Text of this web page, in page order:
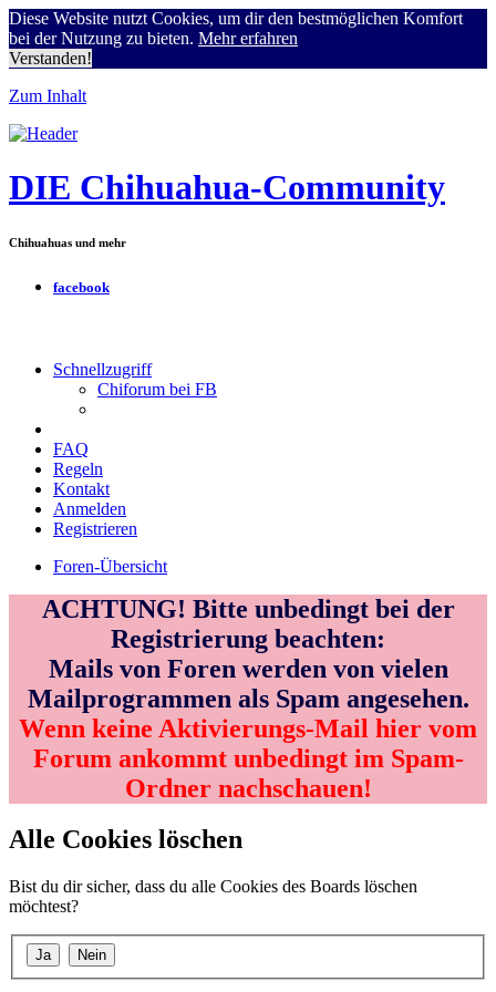
Diese Website nutzt Cookies, um dir den bestmöglichen Komfort
bei der Nutzung zu bieten. Mehr erfahren
Verstanden!
Zum Inhalt
DIE Chihuahua-Community
Chihuahuas und mehr
facebook
Schnellzugriff
Chiforum bei FB
FAQ
Regeln
Kontakt
Anmelden
Registrieren
Foren-Übersicht
ACHTUNG! Bitte unbedingt bei der
Registrierung beachten:
Mails von Foren werden von vielen
Mailprogrammen als Spam angesehen.
Wenn keine Aktivierungs-Mail hier vom
Forum ankommt unbedingt im Spam-
Ordner nachschauen!
Alle Cookies löschen
Bist du dir sicher, dass du alle Cookies des Boards löschen
möchtest?